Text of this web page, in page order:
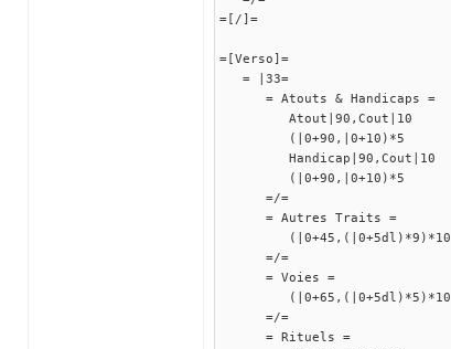
=[/]=
=[Verso]=
= |33=
= Atouts & Handicaps =
Atout|90,Cout|10
(|0+90,|0+10)*5
Handicap|90,Cout|10
(|0+90,|0+10)*5
=/=
= Autres Traits =
(|0+45,(|0+5dl)*9)*10
=/=
= Voies =
(|0+65,(|0+5dl)*5)*10
=/=
= Rituels =